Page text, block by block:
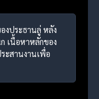
งประธานลู่ หลัง
เนื้อหาหลักของ
ะสานงานเพื่อ